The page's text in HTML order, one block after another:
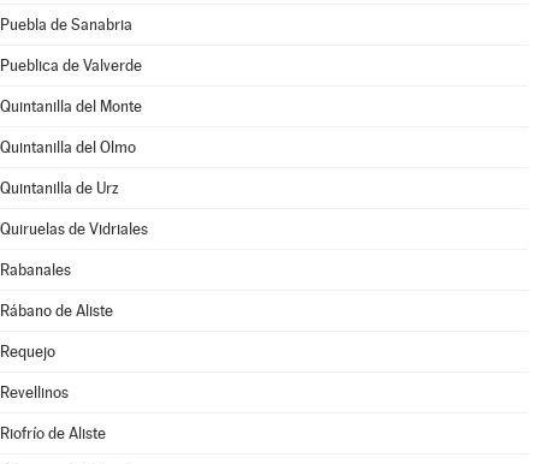
Puebla de Sanabria
Pueblica de Valverde
Quintanilla del Monte
Quintanilla del Olmo
Quintanilla de Urz
Quiruelas de Vidriales
Rabanales
Rábano de Aliste
Requejo
Revellinos
Riofrío de Aliste